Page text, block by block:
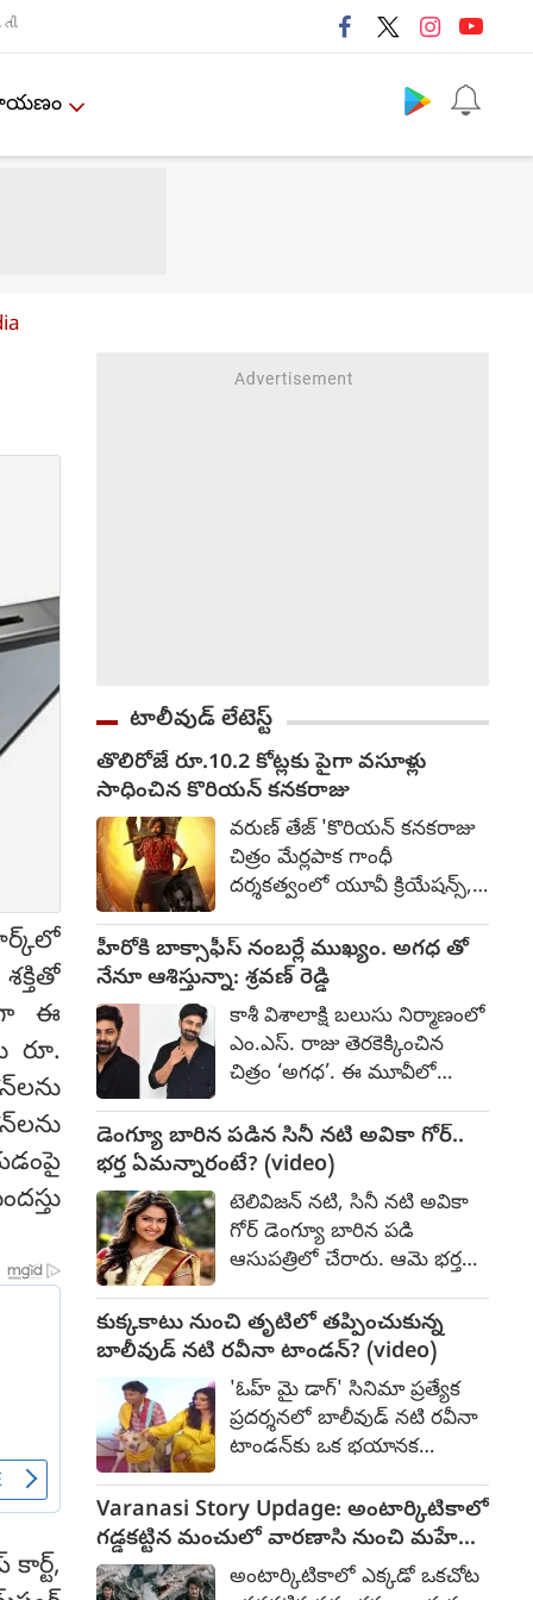
ఈ
రూ.
టాలీవుడ్ లేటెస్ట్
తొలిరోజే రూ.10.2 కోట్లకు పైగా వసూళ్లు
సాధించిన కొరియన్ కనకరాజు
వరుణ్ తేజ్ 'కొరియన్ కనకరాజు
చిత్రం మేర్లపాక గాంధీ
దర్శకత్వంలో యూవీ క్రియేషన్స్,
నిర్మించారు. బాక్సాఫీస్ వద్ద సత్తా
చాటుతోంది. తొలి రోజే
ప్రపంచవ్యాప్తంగా రూ.10.2
కోట్లకు పైగా గ్రాస్ సాధించింది.
ప్రీమియర్స్ కలుపుకుని వచ్చిన ఈ
వసూళ్లతో వరుణ్ తేజ్ కెరీర్‌లోనే
ఇది బిగ్గెస్ట్ ఓపెనింగ్‌గా నిలిచింది.
హీరోకి బాక్సాఫీస్ నంబర్లే ముఖ్యం. అగధ తో
నేనూ ఆశిస్తున్నా: శ్రవణ్ రెడ్డి
కాశీ విశాలాక్షి బలుసు నిర్మాణంలో
ఎం.ఎస్. రాజు తెరకెక్కించిన
చిత్రం ‘అగధ’. ఈ మూవీలో
ఉల్కా గుప్తా, జోవికా
విజయ్‌కుమార్, భాను చందర్,
షిజు, వనిత విజయ్‌కుమార్,
రోషన్ బషీర్, శ్రేయా రాణి రెడ్డి,
వివా రాఘవ, రాబర్ట్ మాస్టర్,
ఆర్నా ములేర్, కనకవ్వ ముఖ్య
పాత్రలను పోషించారు. ఈ
సినిమాని ఆగస్ట్ 14న భారీ ఎత్తున
విడుదల చేయబోతున్నారు. ఈ
క్రమంలో హీరో శ్రవణ్ రెడ్డి
శనివారం నాడు చిత్ర విశేషాల్ని
పంచుకున్నారు.
డెంగ్యూ బారిన పడిన సినీ నటి అవికా గోర్..
భర్త ఏమన్నారంటే? (video)
టెలివిజన్ నటి, సినీ నటి అవికా
గోర్ డెంగ్యూ బారిన పడి
ఆసుపత్రిలో చేరారు. ఆమె భర్త
మీడియా వేదికగా ఆమె ఆరోగ్య
పరిస్థితి గురించి ఈ విషయాన్ని
వెల్లడించారు. వైద్య సహాయం
తీసుకునే ముందే, ఆమె 104
డిగ్రీల తీవ్రమైన జ్వరంతో
బాధపడుతూనే తన వృత్తిపరమైన
బాధ్యతలను పూర్తి చేశారని
ఆయన తెలిపారు. ఆ తర్వాత
అనారోగ్యం తీవ్రం కావడంతో,
ఆమె కదలలేక లేదా స్వయంగా
కుక్కకాటు నుంచి తృటిలో తప్పించుకున్న
బాలీవుడ్ నటి రవీనా టాండన్‌? (video)
'ఓహ్ మై డాగ్' సినిమా ప్రత్యేక
ప్రదర్శనలో బాలీవుడ్ నటి రవీనా
టాండన్‌కు ఒక భయానక
చిత్రంలోని ఒక కుక్క ఆమెను
దాదాపు కరిచేసేంత పనైంది.
సినిమాలో ప్రముఖంగా కనిపించే
ఆ కుక్కను ప్రదర్శన జరిగే
Varanasi Story Updage: అంటార్కిటికాలో
గడ్డకట్టిన మంచులో వారణాసి నుంచి మహేష్
బాబు
అంటార్కిటికాలో ఎక్కడో ఒకచోట